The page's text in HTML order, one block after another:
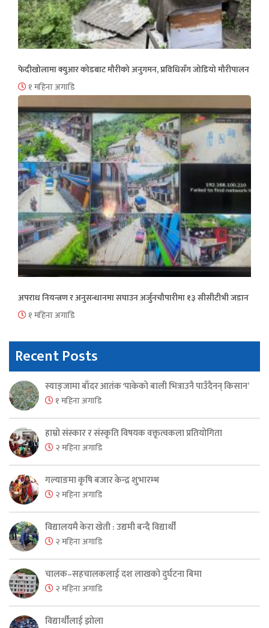
फेदीखोलामा क्युआर कोडबाट मौरीको अनुगमन, प्रविधिसँग जोडियो मौरीपालन
१ महिना अगाडि
अपराध नियन्त्रण र अनुसन्धानमा सघाउन अर्जुनचौपारीमा १३ सीसीटीभी जडान
१ महिना अगाडि
Recent Posts
स्याङ्जामा बाँदर आतंक ‘पाकेको बाली भित्राउनै पाउँदैनन् किसान’
१ महिना अगाडि
हाम्रो संस्कार र संस्कृति विषयक वक्तृत्वकला प्रतियोगिता
२ महिना अगाडि
गल्याङमा कृषि बजार केन्द्र शुभारम्भ
२ महिना अगाडि
विद्यालयमै केरा खेती : उद्यमी बन्दै विद्यार्थी
२ महिना अगाडि
चालक–सहचालकलाई दश लाखको दुर्घटना बिमा
२ महिना अगाडि
विद्यार्थीलाई झोला